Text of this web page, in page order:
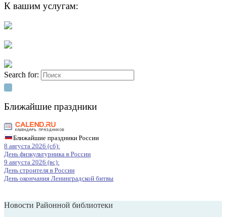
К вашим услугам:
Search for:
Ближайшие праздники
Ближайшие праздники России
8 августа 2026 (сб):
День физкультурника в России
9 августа 2026 (вс):
День строителя в России
День окончания Ленинградской битвы
Новости Районной библиотеки